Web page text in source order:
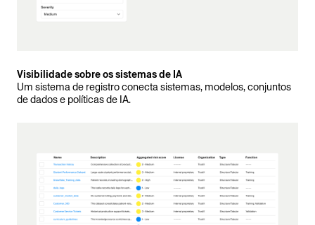
Visibilidade sobre os sistemas de IA
Um sistema de registro conecta sistemas, modelos, conjuntos
de dados e políticas de IA.